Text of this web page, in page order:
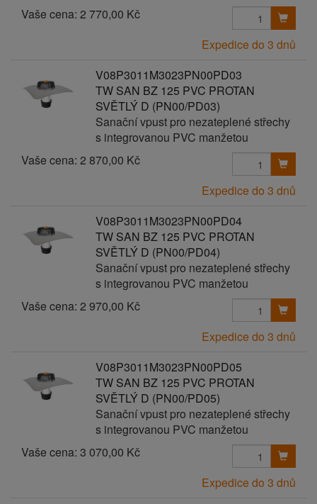
Vaše cena: 2 770,00 Kč
Expedice do 3 dnů
V08P3011M3023PN00PD03
TW SAN BZ 125 PVC PROTAN
SVĚTLÝ D (PN00/PD03)
Sanační vpust pro nezateplené střechy
s integrovanou PVC manžetou
Vaše cena: 2 870,00 Kč
Expedice do 3 dnů
V08P3011M3023PN00PD04
TW SAN BZ 125 PVC PROTAN
SVĚTLÝ D (PN00/PD04)
Sanační vpust pro nezateplené střechy
s integrovanou PVC manžetou
Vaše cena: 2 970,00 Kč
Expedice do 3 dnů
V08P3011M3023PN00PD05
TW SAN BZ 125 PVC PROTAN
SVĚTLÝ D (PN00/PD05)
Sanační vpust pro nezateplené střechy
s integrovanou PVC manžetou
Vaše cena: 3 070,00 Kč
Expedice do 3 dnů